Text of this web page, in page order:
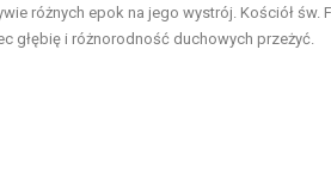
różnych epok na jego wystrój. Kościół św.
głębię i różnorodność duchowych przeżyć.